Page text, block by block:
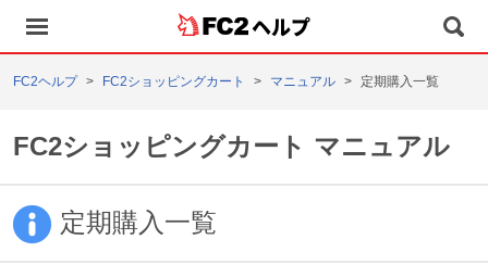
ヘルプ
FC2ヘルプ FC2ショッピングカート マニュアル 定期購入一覧
FC2ショッピングカート マニュアル
定期購入一覧